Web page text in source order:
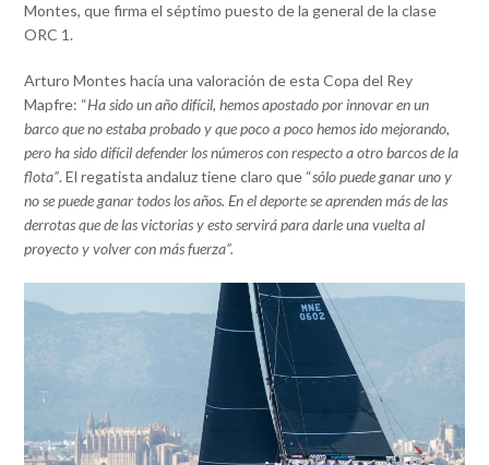
Montes, que firma el séptimo puesto de la general de la clase
ORC 1.
Arturo Montes hacía una valoración de esta Copa del Rey
Mapfre: “Ha sido un año difícil, hemos apostado por innovar en un
barco que no estaba probado y que poco a poco hemos ido mejorando,
pero ha sido difícil defender los números con respecto a otro barcos de la
flota”. El regatista andaluz tiene claro que “sólo puede ganar uno y
no se puede ganar todos los años. En el deporte se aprenden más de las
derrotas que de las victorias y esto servirá para darle una vuelta al
proyecto y volver con más fuerza”.